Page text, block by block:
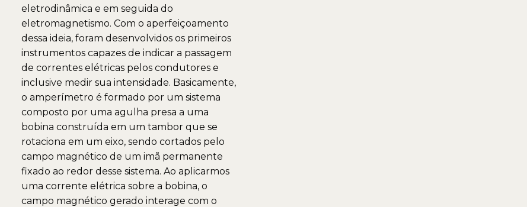
eletrodinâmica e em seguida do
eletromagnetismo. Com o aperfeiçoamento
dessa ideia, foram desenvolvidos os primeiros
instrumentos capazes de indicar a passagem
de correntes elétricas pelos condutores e
inclusive medir sua intensidade. Basicamente,
o amperímetro é formado por um sistema
composto por uma agulha presa a uma
bobina construída em um tambor que se
rotaciona em um eixo, sendo cortados pelo
campo magnético de um imã permanente
fixado ao redor desse sistema. Ao aplicarmos
uma corrente elétrica sobre a bobina, o
campo magnético gerado interage com o